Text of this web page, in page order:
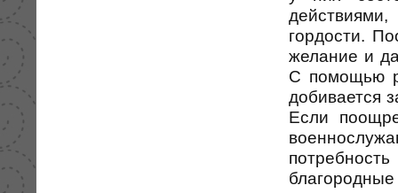
гордости.
желание и
С помощью
добивается
Если
благородные